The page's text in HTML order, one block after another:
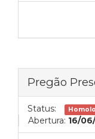
Pregão
Status:
Abertura: 16/